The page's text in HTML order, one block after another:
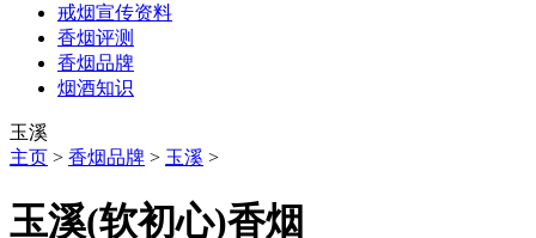
戒烟宣传资料
香烟评测
香烟品牌
烟酒知识
玉溪
主页 > 香烟品牌 > 玉溪 >
玉溪(软初心)香烟